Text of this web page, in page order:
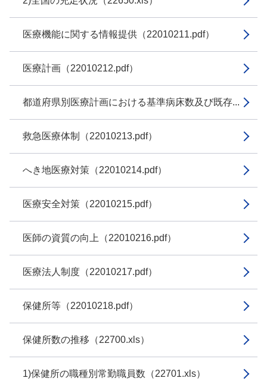
医療機能に関する情報提供（22010211.pdf）
医療計画（22010212.pdf）
都道府県別医療計画における基準病床数及び既存...
救急医療体制（22010213.pdf）
へき地医療対策（22010214.pdf）
医療安全対策（22010215.pdf）
医師の資質の向上（22010216.pdf）
医療法人制度（22010217.pdf）
保健所等（22010218.pdf）
保健所数の推移（22700.xls）
1)保健所の職種別常勤職員数（22701.xls）